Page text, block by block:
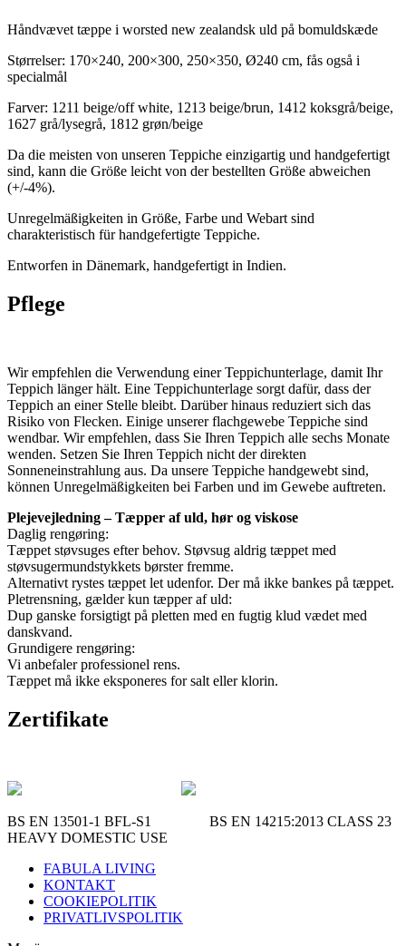
Håndvævet tæppe i worsted new zealandsk uld på bomuldskæde
Størrelser: 170×240, 200×300, 250×350, Ø240 cm, fås også i
specialmål
Farver: 1211 beige/off white, 1213 beige/brun, 1412 koksgrå/beige,
1627 grå/lysegrå, 1812 grøn/beige
Da die meisten von unseren Teppiche einzigartig und handgefertigt
sind, kann die Größe leicht von der bestellten Größe abweichen
(+/-4%).
Unregelmäßigkeiten in Größe, Farbe und Webart sind
charakteristisch für handgefertigte Teppiche.
Entworfen in Dänemark, handgefertigt in Indien.
Pflege
Wir empfehlen die Verwendung einer Teppichunterlage, damit Ihr
Teppich länger hält. Eine Teppichunterlage sorgt dafür, dass der
Teppich an einer Stelle bleibt. Darüber hinaus reduziert sich das
Risiko von Flecken. Einige unserer flachgewebe Teppiche sind
wendbar. Wir empfehlen, dass Sie Ihren Teppich alle sechs Monate
wenden. Setzen Sie Ihren Teppich nicht der direkten
Sonneneinstrahlung aus. Da unsere Teppiche handgewebt sind,
können Unregelmäßigkeiten bei Farben und im Gewebe auftreten.
Plejevejledning – Tæpper af uld, hør og viskose
Daglig rengøring:
Tæppet støvsuges efter behov. Støvsug aldrig tæppet med
støvsugermundstykkets børster fremme.
Alternativt rystes tæppet let udenfor. Der må ikke bankes på tæppet.
Pletrensning, gælder kun tæpper af uld:
Dup ganske forsigtigt på pletten med en fugtig klud vædet med
danskvand.
Grundigere rengøring:
Vi anbefaler professionel rens.
Tæppet må ikke eksponeres for salt eller klorin.
Zertifikate
BS EN 13501-1 BFL-S1 BS EN 14215:2013 CLASS 23
HEAVY DOMESTIC USE
FABULA LIVING
KONTAKT
COOKIEPOLITIK
PRIVATLIVSPOLITIK